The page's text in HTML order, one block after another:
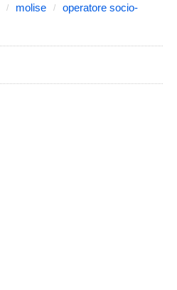
molise
operatore socio-